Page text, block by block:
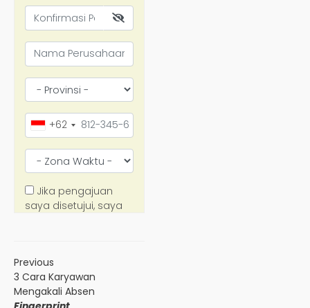
Previous
3 Cara Karyawan
Mengakali Absen